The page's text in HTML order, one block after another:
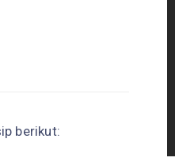
berikut: